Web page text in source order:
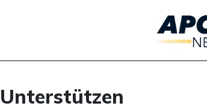
Unterstützen